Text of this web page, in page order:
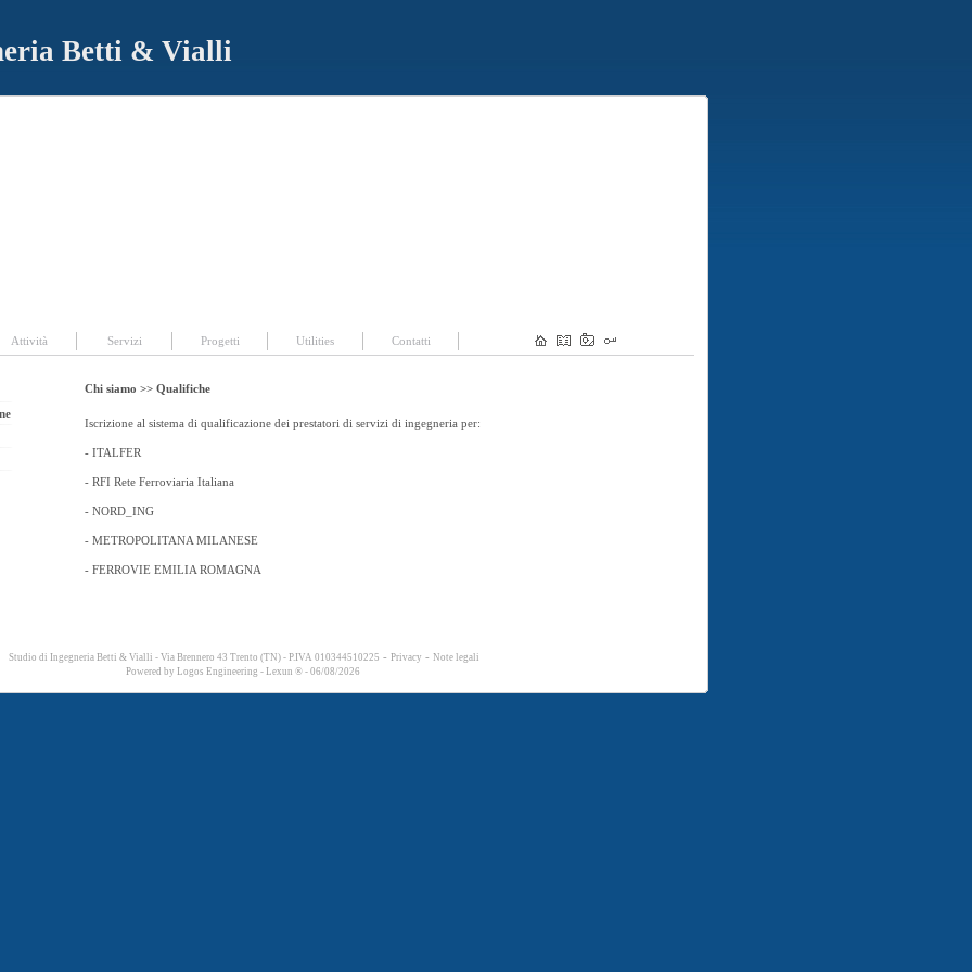
Betti & Vialli
Progetti Contatti
Chi siamo >> Qualifiche
Iscrizione al sistema di qualificazione dei prestatori di servizi di ingegneria per:
- ITALFER
- RFI Rete Ferroviaria Italiana
- NORD_ING
- METROPOLITANA MILANESE
- FERROVIE EMILIA ROMAGNA
Studio di Ingegneria Betti & Vialli - Via Brennero 43 Trento (TN) - P.IVA 010344510225 - Privacy - Note legali
Powered by Logos Engineering - Lexun ® - 06/08/2026
Attività Servizi Progetti Utilities Contatti